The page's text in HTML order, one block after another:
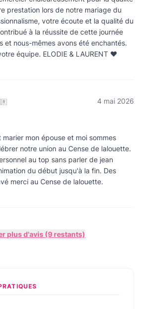
prestation lors de notre mariage du
votre écoute et la qualité du
à la réussite de cette journée
et nous-mêmes avons été enchantés.
équipe. ELODIE & LAURENT ❤️
4 mai 2026
mon épouse et moi sommes
notre union au Cense de lalouette.
au top sans parler de jean
du début jusqu'à la fin. Des
merci au Cense de lalouette.
plus d'avis (9 restants)